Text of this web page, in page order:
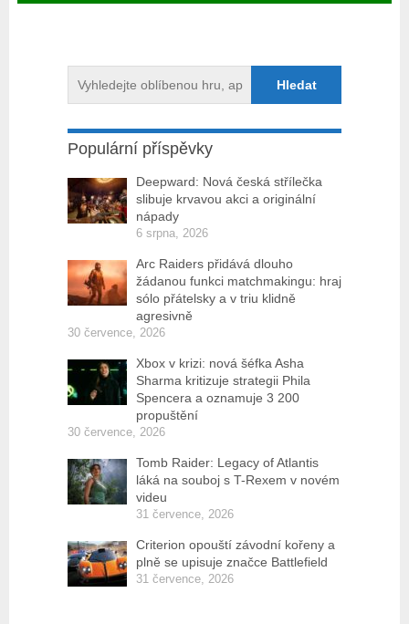
Populární příspěvky
Deepward: Nová česká střílečka
slibuje krvavou akci a originální
nápady
6 srpna, 2026
Arc Raiders přidává dlouho
žádanou funkci matchmakingu: hraj
sólo přátelsky a v triu klidně
agresivně
30 července, 2026
Xbox v krizi: nová šéfka Asha
Sharma kritizuje strategii Phila
Spencera a oznamuje 3 200
propuštění
30 července, 2026
Tomb Raider: Legacy of Atlantis
láká na souboj s T-Rexem v novém
videu
31 července, 2026
Criterion opouští závodní kořeny a
plně se upisuje značce Battlefield
31 července, 2026